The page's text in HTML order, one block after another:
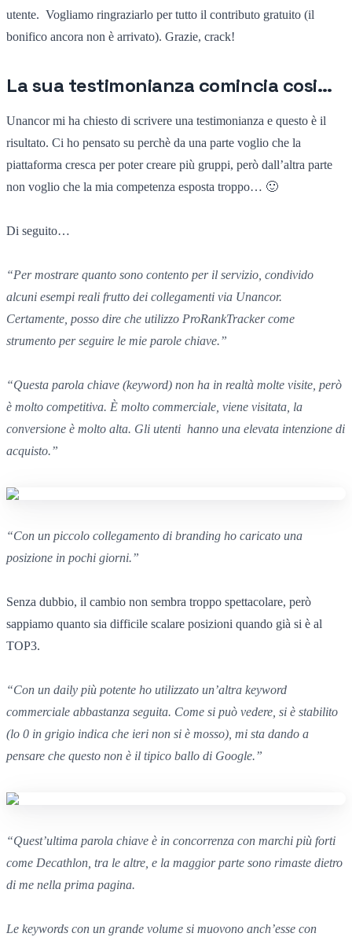
utente. Vogliamo ringraziarlo per tutto il contributo gratuito (il
bonifico ancora non è arrivato). Grazie, crack!
La sua testimonianza comincia cosi…
Unancor mi ha chiesto di scrivere una testimonianza e questo è il
risultato. Ci ho pensato su perchè da una parte voglio che la
piattaforma cresca per poter creare più gruppi, però dall’altra parte
non voglio che la mia competenza esposta troppo… 🙂
Di seguito…
“Per mostrare quanto sono contento per il servizio, condivido
alcuni esempi reali frutto dei collegamenti via Unancor.
Certamente, posso dire che utilizzo ProRankTrackercome
strumento per seguire le mie parole chiave.”
“Questa parola chiave (keyword) non ha in realtà molte visite, però
è molto competitiva. È molto commerciale, viene visitata, la
conversione è molto alta. Gli utenti hanno una elevata intenzione di
acquisto.”
“Con un piccolo collegamento di branding ho caricato una
posizione in pochi giorni.”
Senza dubbio, il cambio non sembra troppo spettacolare, però
sappiamo quanto sia difficile scalare posizioni quando già si è al
TOP3.
“Con un daily più potente ho utilizzato un’altra keyword
commerciale abbastanza seguita. Come si può vedere, si è stabilito
(lo 0 in grigio indica che ieri non si è mosso), mi sta dando a
pensare che questo non è il tipico ballo di Google.”
“Quest’ultima parola chiave è in concorrenza con marchi più forti
come Decathlon, tra le altre, e la maggior parte sono rimaste dietro
di me nella prima pagina.
Le keywords con un grande volume si muovono anch’esse con